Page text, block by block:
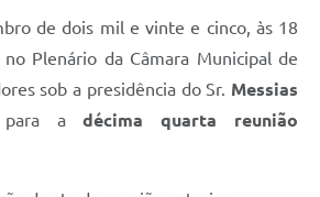
de dois mil e vinte e cinco, às 18
Plenário da Câmara Municipal de
sob a presidência do Sr. Messias
adécima quarta reunião